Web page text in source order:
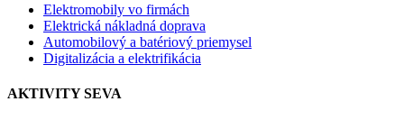
Elektromobily vo firmách
Elektrická nákladná doprava
Automobilový a batériový priemysel
Digitalizácia a elektrifikácia
AKTIVITY SEVA